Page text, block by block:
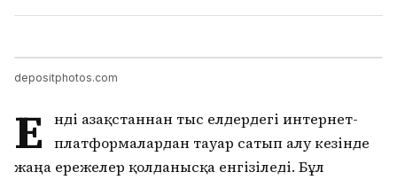
depositphotos.com
Е
нді Қазақстаннан тыс елдердегі интернет-
платформалардан тауар сатып алу кезінде
жаңа ережелер қолданысқа енгізіледі. Бұл